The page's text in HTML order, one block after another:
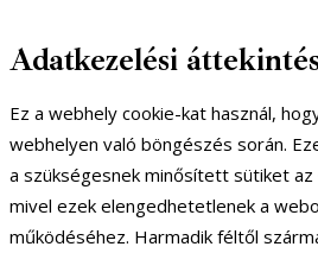
Adatkezelési
Ez a webhely cookie-kat használ,
webhelyen való böngészés során.
a szükségesnek minősített sütiket
mivel ezek elengedhetetlenek a
működéséhez. Harmadik féltől